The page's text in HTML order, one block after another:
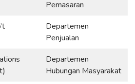
Pemasaran
Departemen
Penjualan
Departemen
Hubungan Masyarakat